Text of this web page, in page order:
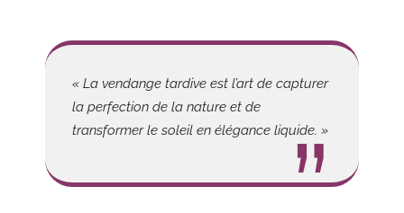
« La vendange tardive est l’art de capturer
la perfection de la nature et de
transformer le soleil en élégance liquide. »